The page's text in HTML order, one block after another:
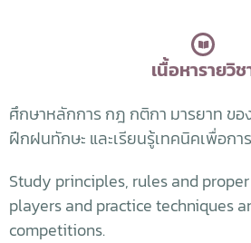
เนื้อหารายวิช
ศึกษาหลักการ กฎ กติกา มารยาท ข
ฝึกฝนทักษะ และเรียนรู้เทคนิคเพื่อกา
Study principles, rules and
players and practice techniques
competitions.